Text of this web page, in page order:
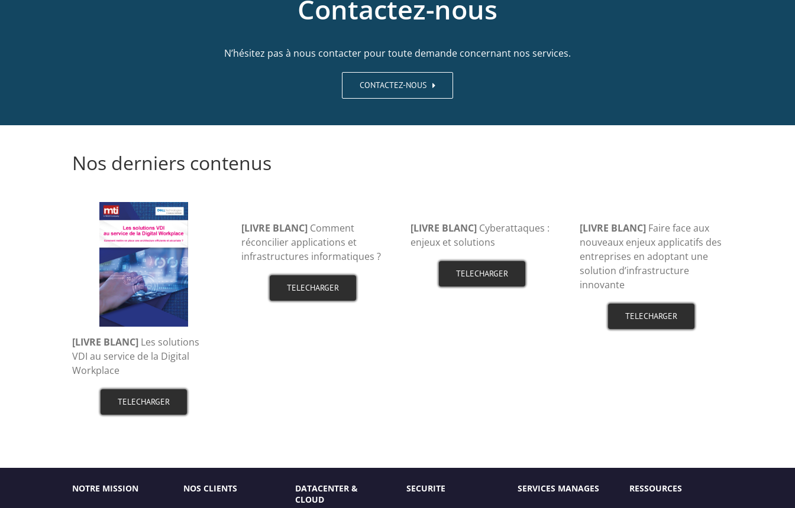
Contactez-nous
N’hésitez pas à nous contacter pour toute demande concernant nos services.
CONTACTEZ-NOUS
Nos derniers contenus
[LIVRE BLANC] Les solutions
VDI au service de la Digital
Workplace
TELECHARGER
[LIVRE BLANC] Comment
réconcilier applications et
infrastructures informatiques ?
TELECHARGER
[LIVRE BLANC] Cyberattaques :
enjeux et solutions
TELECHARGER
[LIVRE BLANC] Faire face aux
nouveaux enjeux applicatifs des
entreprises en adoptant une
solution d’infrastructure
innovante
TELECHARGER
NOTRE MISSION NOS CLIENTS
DATACENTER &
CLOUD
SECURITE SERVICES MANAGES RESSOURCES